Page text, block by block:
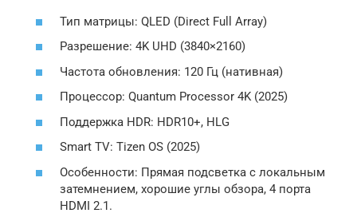
Тип матрицы: QLED (Direct Full Array)
Разрешение: 4K UHD (3840×2160)
Частота обновления: 120 Гц (нативная)
Процессор: Quantum Processor 4K (2025)
Поддержка HDR: HDR10+, HLG
Smart TV: Tizen OS (2025)
Особенности: Прямая подсветка с локальным
затемнением, хорошие углы обзора, 4 порта
HDMI 2.1.